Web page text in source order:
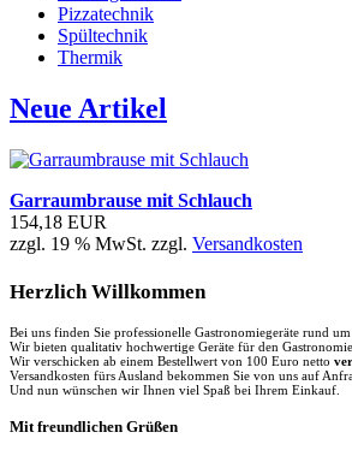
Pizzatechnik
Spültechnik
Thermik
Neue Artikel
Garraumbrause mit Schlauch
154,18 EUR
zzgl. 19 % MwSt. zzgl. Versandkosten
Herzlich Willkommen
Bei uns finden Sie professionelle Gastronomiegeräte rund
Wir bieten qualitativ hochwertige Geräte für den
Wir verschicken ab einem Bestellwert von 100 Euro netto
Versandkosten fürs Ausland bekommen Sie von uns auf
Und nun wünschen wir Ihnen viel Spaß bei Ihrem Einkauf.
Mit freundlichen Grüßen